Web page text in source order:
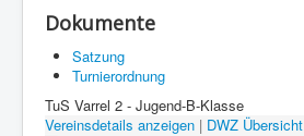
Dokumente
Satzung
Turnierordnung
TuS Varrel 2 - Jugend-B-Klasse
Vereinsdetails anzeigen | DWZ Übersicht